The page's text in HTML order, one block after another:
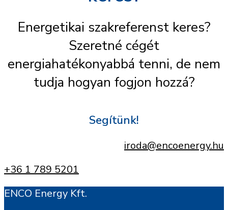
Energetikai szakreferenst keres?
Szeretné cégét
energiahatékonyabbá tenni, de nem
tudja hogyan fogjon hozzá?
Segítünk!
iroda@encoenergy.hu
+36 1 789 5201
ENCO Energy Kft.